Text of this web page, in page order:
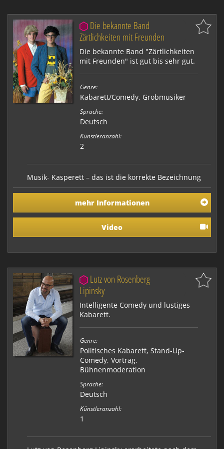
Die bekannte Band
Zärtlichkeiten mit Freunden
Die bekannte Band "Zärtlichkeiten
mit Freunden" ist gut bis sehr gut.
Genre:
Kabarett/Comedy, Grobmusiker
Sprache:
Deutsch
Künstleranzahl:
2
Musik- Kasperett – das ist die korrekte Bezeichnung
für das von dem Duo selbsterfundene Genre, welches
sich "im weiten Feld zwischen Hintersinn und Hirnriss
so prächtig austobt und dabei humormäßig nicht
schubladiert werden will" (Süddeutsche Zeitung). Am
staubigen Scheideweg von Kabarett und Ro…
mehr Informationen
Video
Lutz von Rosenberg
Lipinsky
Intelligente Comedy und lustiges
Kabarett.
Genre:
Politisches Kabarett, Stand-Up-
Comedy, Vortrag,
Bühnenmoderation
Sprache:
Deutsch
Künstleranzahl:
1